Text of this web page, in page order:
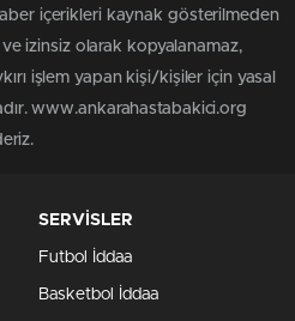
içerikleri kaynak gösterilmeden
ve izinsiz olarak kopyalanamaz,
işlem yapan kişi/kişiler için yasal
www.ankarahastabakici.org
SERVİSLER
Futbol İddaa
Basketbol İddaa